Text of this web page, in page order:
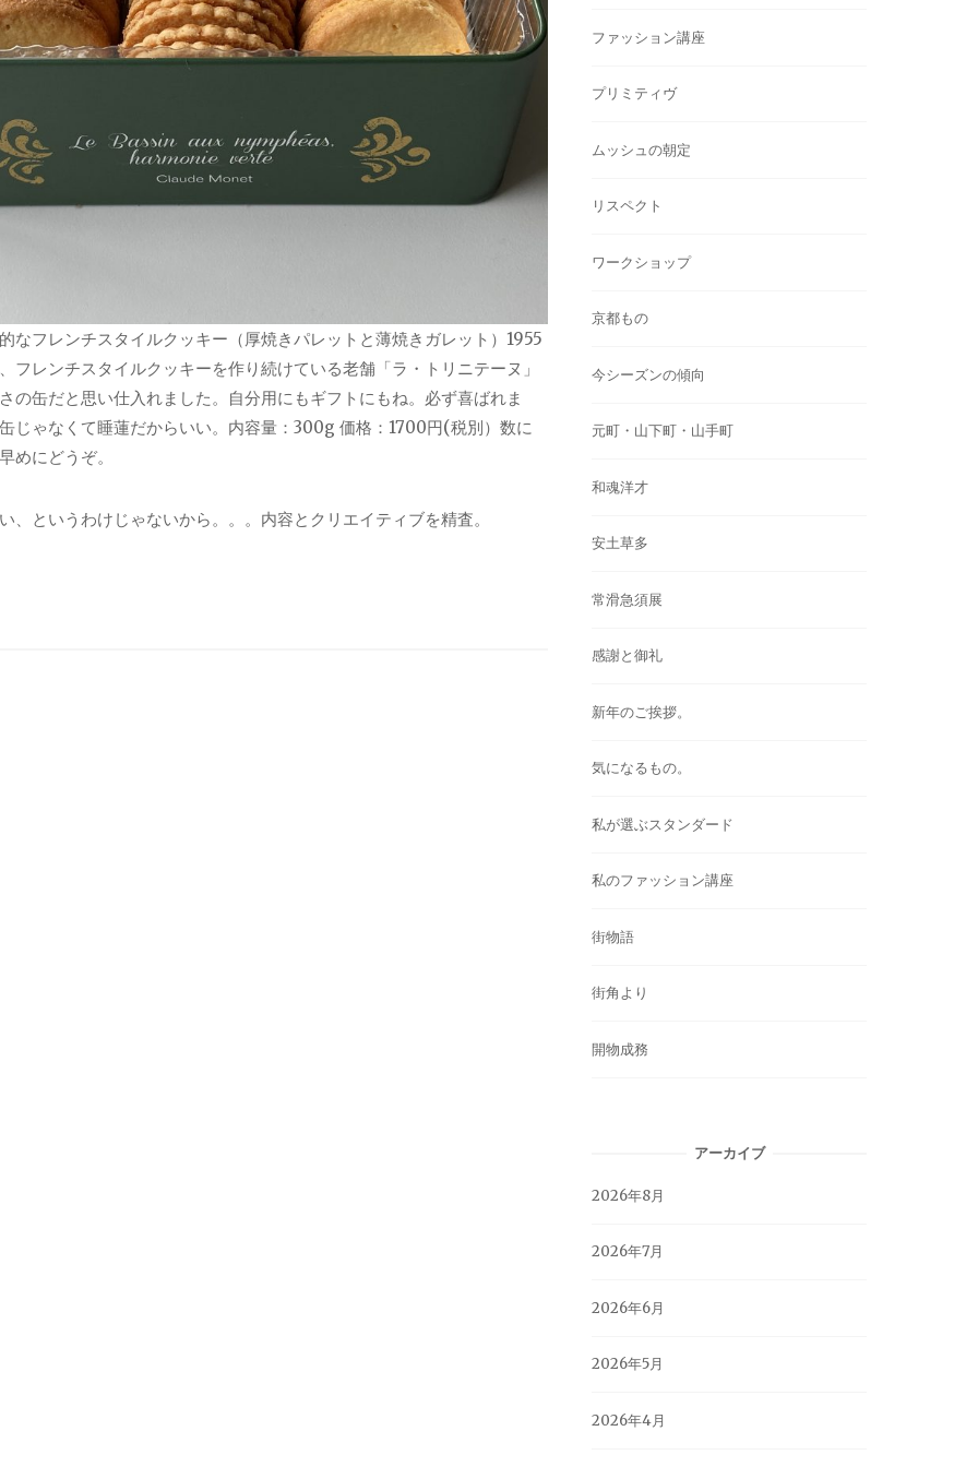
なフレンチスタイルクッキー（厚焼きパレットと薄焼きガレット）1955
フレンチスタイルクッキーを作り続けている老舗「ラ・トリニテーヌ」
の缶だと思い仕入れました。自分用にもギフトにもね。必ず喜ばれま
じゃなくて睡蓮だからいい。内容量：300g 価格：1700円(税別）数に
めにどうぞ。
、というわけじゃないから。。。内容とクリエイティブを精査。
ファッション講座
プリミティヴ
ムッシュの朝定
リスペクト
ワークショップ
京都もの
今シーズンの傾向
元町・山下町・山手町
和魂洋才
安土草多
常滑急須展
感謝と御礼
新年のご挨拶。
気になるもの。
私が選ぶスタンダード
私のファッション講座
街物語
街角より
開物成務
アーカイブ
2026年8月
2026年7月
2026年6月
2026年5月
2026年4月